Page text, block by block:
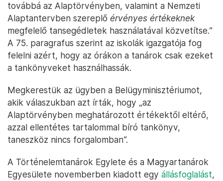
továbbá az Alaptörvényben, valamint a Nemzeti
Alaptantervben szereplő érvényes értékeknek
megfelelő tansegédletek használatával közvetítse.”
A 75. paragrafus szerint az iskolák igazgatója fog
felelni azért, hogy az órákon a tanárok csak ezeket
a tankönyveket használhassák.
Megkerestük az ügyben a Belügyminisztériumot,
akik válaszukban azt írták, hogy „az
Alaptörvényben meghatározott értékektől eltérő,
azzal ellentétes tartalommal bíró tankönyv,
taneszköz nincs forgalomban”.
A Történelemtanárok Egylete és a Magyartanárok
Egyesülete novemberben kiadott egy állásfoglalást,